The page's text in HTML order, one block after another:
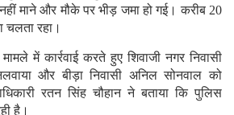
माने और मौके पर भीड़ जमा हो गई। करीब 20
चलता रहा।
में कार्रवाई करते हुए शिवाजी नगर निवासी
और बीड़ा निवासी अनिल सोनवाल को
रतन सिंह चौहान ने बताया कि पुलिस
है।